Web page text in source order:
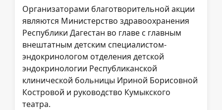
Организаторами благотворительной акции
являются Министерство здравоохранения
Республики Дагестан во главе с главным
внештатным детским специалистом-
эндокринологом отделения детской
эндокринологии Республиканской
клинической больницы Ириной Борисовной
Костровой и руководство Кумыкского
театра.